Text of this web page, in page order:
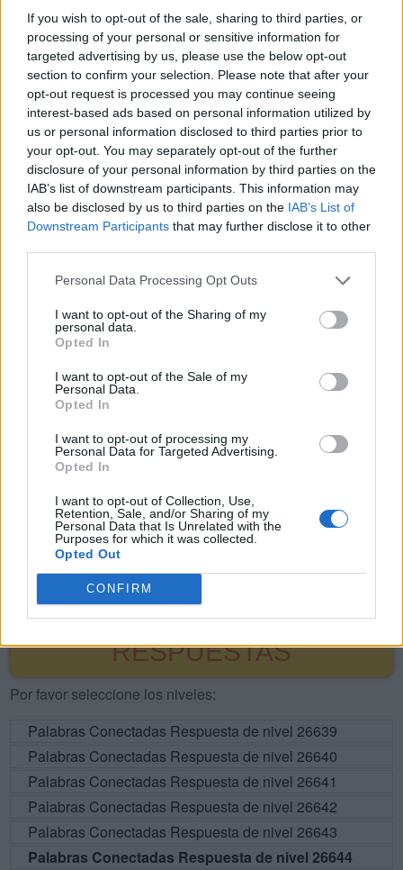
If you wish to opt-out of the sale, sharing to third parties, or
processing of your personal or sensitive information for
targeted advertising by us, please use the below opt-out
section to confirm your selection. Please note that after your
opt-out request is processed you may continue seeing
interest-based ads based on personal information utilized by
us or personal information disclosed to third parties prior to
your opt-out. You may separately opt-out of the further
disclosure of your personal information by third parties on the
IAB’s list of downstream participants. This information may
also be disclosed by us to third parties on the IAB’s List of
Downstream Participants that may further disclose it to other
Personal Data Processing Opt Outs
I want to opt-out of the Sharing of my
personal data.
Opted In
I want to opt-out of the Sale of my
Personal Data.
Opted In
I want to opt-out of processing my
Personal Data for Targeted Advertising.
Opted In
I want to opt-out of Collection, Use,
Retention, Sale, and/or Sharing of my
Personal Data that Is Unrelated with the
Purposes for which it was collected.
Opted Out
CONFIRM
C
A S
A
A
S C
O
C
A U S
O
C
A U S
A
A
C U S
A
A
C O S
A
A
C A S
O
U
S A D
O
C U S
O
C U D
A
D O
U A D
O
U D
S A
D
U D
A
O C
A
S A
BUSCAR MÁS
RESPUESTAS
Por favor seleccione los niveles:
Palabras Conectadas Respuesta de nivel 26639
Palabras Conectadas Respuesta de nivel 26640
Palabras Conectadas Respuesta de nivel 26641
Palabras Conectadas Respuesta de nivel 26642
Palabras Conectadas Respuesta de nivel 26643
Palabras Conectadas Respuesta de nivel 26644